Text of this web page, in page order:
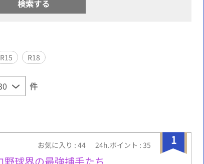
R15 R18
件
1
お気に入り : 44 24h.ポイント : 35
球界の最強捕手たち